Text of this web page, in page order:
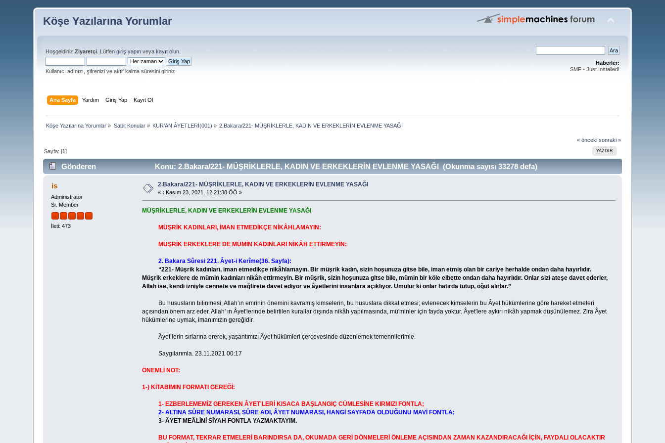
Köşe Yazılarına Yorumlar
HoşgeldinizZiyaretçi . Lütfengiriş yapın veyakayıt olun
Kullanıcı adınızı, şifrenizi ve aktif kalma süresini giriniz
Haberler:
SMF - Just Installed!
Ana Sayfa Yardım Giriş Yap Kayıt Ol
Köşe Yazılarına Yorumlar » Sabit Konular» KUR'AN ÂYETLERİ(001) » 2.Bakara/221- MÜŞRİKLERLE, KADIN VE ERKEKLERİN EVLENME YASAĞI
« önceki sonraki »
YAZDIR
Sayfa: [1]
Gönderen Konu: 2.Bakara/221- MÜŞRİKLERLE, KADIN VE ERKEKLERİN EVLENME YASAĞI (Okunma sayısı 33278 defa)
is
Administrator
Sr. Member
İleti: 473
2.Bakara/221- MÜŞRİKLERLE, KADIN VE ERKEKLERİN EVLENME YASAĞI
« : Kasım 23, 2021, 12:21:38 ÖÖ »
MÜŞRİKLERLE, KADIN VE ERKEKLERİN EVLENME YASAĞI
MÜŞRİK KADINLARI, İMAN ETMEDİKÇE NİKÂHLAMAYIN:
MÜŞRİK ERKEKLERE DE MÜMİN KADINLARI NİKÂH ETTİRMEYİN:
2. Bakara Sûresi 221. Âyet-i Kerîme(36. Sayfa):
“221- Müşrik kadınları, iman etmedikçe nikâhlamayın. Bir müşrik kadın, sizin hoşunuza gitse bile, iman etmiş olan bir cariye herhalde ondan daha hayırlıdır.
Müşrik erkeklere de mümin kadınları nikâh ettirmeyin. Bir müşrik, sizin hoşunuza gitse bile, mümin bir köle elbette ondan daha hayırlıdır. Onlar sizi ateşe davet ederler,
Allah ise, kendi izniyle cennete ve mağfirete davet ediyor ve âyetlerini insanlara açıklıyor. Umulur ki onlar hatırda tutup, öğüt alırlar.”
Bu hususların bilinmesi, Allah’ın emrinin önemini kavramış kimselerin, bu hususlara dikkat etmesi; evlenecek kimselerin bu Âyet hükümlerine göre hareket etmeleri
açısından önem arz eder. Allah' ın Âyet'lerinde belirtilen kurallar dışında nikâh yapılmasında, mü'minler için fayda yoktur. Âyet'lere aykırı nikâh yapmak düşünülemez. Zira Âyet
hükümlerine uymak, imanımızın gereğidir.
Âyet’lerin sırlarına ererek, yaşantımızı Âyet hükümleri çerçevesinde düzenlemek temennilerimle.
Saygılarımla. 23.11.2021 00:17
ÖNEMLİ NOT:
1-) KİTABIMIN FORMATI GEREĞİ:
1- EZBERLEMEMİZ GEREKEN ÂYET'LERİ KISACA BAŞLANGIÇ CÜMLESİNE KIRMIZI FONTLA;
2- ALTINA SÛRE NUMARASI, SÛRE ADI, ÂYET NUMARASI, HANGİ SAYFADA OLDUĞUNU MAVİ FONTLA;
3- ÂYET MEÂLİNİ SİYAH FONTLA YAZMAKTAYIM.
BU FORMAT, TEKRAR ETMELERİ BARINDIRSA DA, OKUMADA GERİ DÖNMELERİ ÖNLEME AÇISINDAN ZAMAN KAZANDIRACAĞI İÇİN, FAYDALI OLACAKTIR